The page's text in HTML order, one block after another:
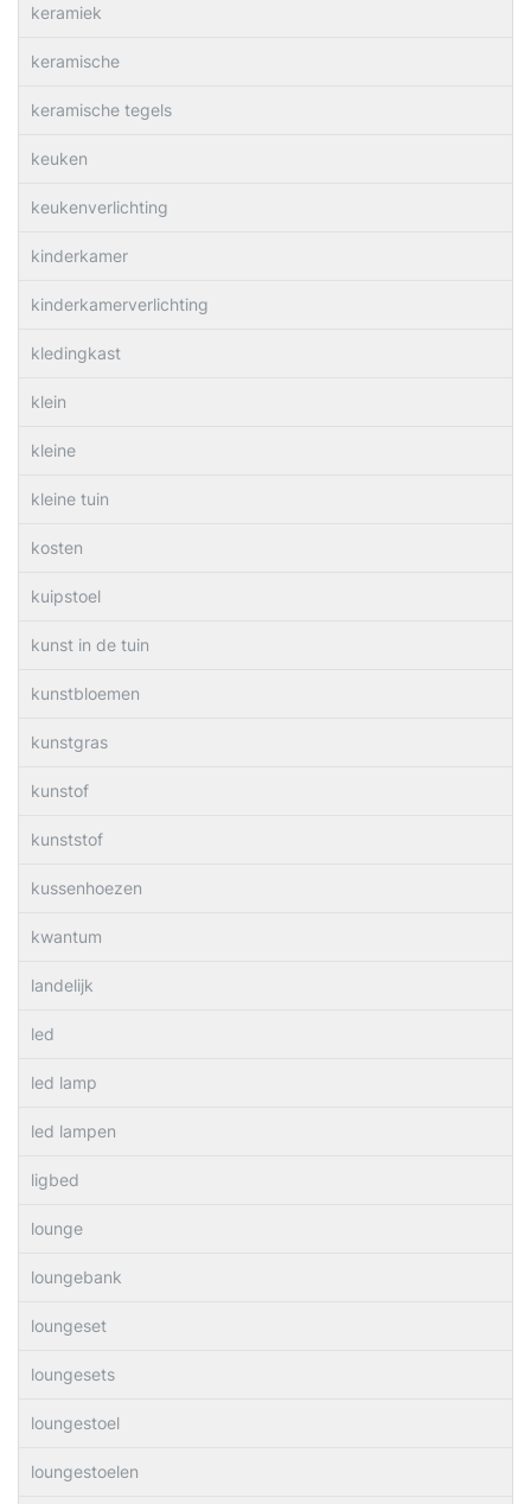
keramiek
keramische
keramische tegels
keuken
keukenverlichting
kinderkamer
kinderkamerverlichting
kledingkast
klein
kleine
kleine tuin
kosten
kuipstoel
kunst in de tuin
kunstbloemen
kunstgras
kunstof
kunststof
kussenhoezen
kwantum
landelijk
led
led lamp
led lampen
ligbed
lounge
loungebank
loungeset
loungesets
loungestoel
loungestoelen